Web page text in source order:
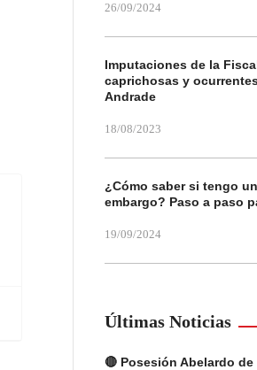
26/09/2024
Imputaciones de la
caprichosas y
Andrade
18/08/2023
¿Cómo saber si tengo
embargo? Paso a paso
19/09/2024
Últimas Noticias
🔴 Posesión Abelardo de